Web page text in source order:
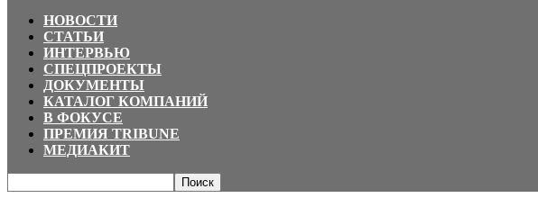
НОВОСТИ
СТАТЬИ
ИНТЕРВЬЮ
СПЕЦПРОЕКТЫ
ДОКУМЕНТЫ
КАТАЛОГ КОМПАНИЙ
В ФОКУСЕ
ПРЕМИЯ TRIBUNE
МЕДИАКИТ